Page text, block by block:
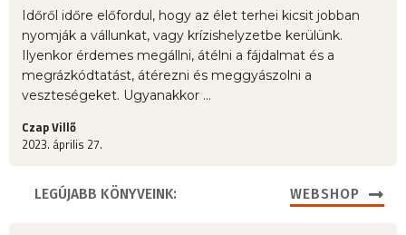
Időről időre előfordul, hogy az élet terhei kicsit jobban
nyomják a vállunkat, vagy krízishelyzetbe kerülünk.
Ilyenkor érdemes megállni, átélni a fájdalmat és a
megrázkódtatást, átérezni és meggyászolni a
veszteségeket. Ugyanakkor ...
Czap Villő
2023. április 27.
LEGÚJABB KÖNYVEINK: WEBSHOP